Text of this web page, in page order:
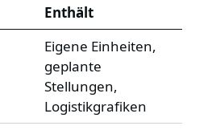
Enthält
Eigene Einheiten,
geplante
Stellungen,
Logistikgrafiken